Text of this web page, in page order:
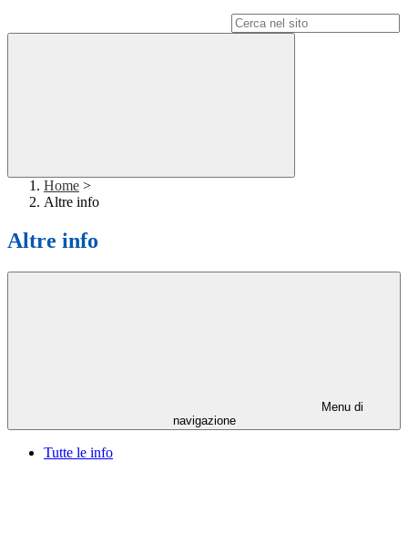
Home >
Altre info
Altre info
Menu di
navigazione
Tutte le info